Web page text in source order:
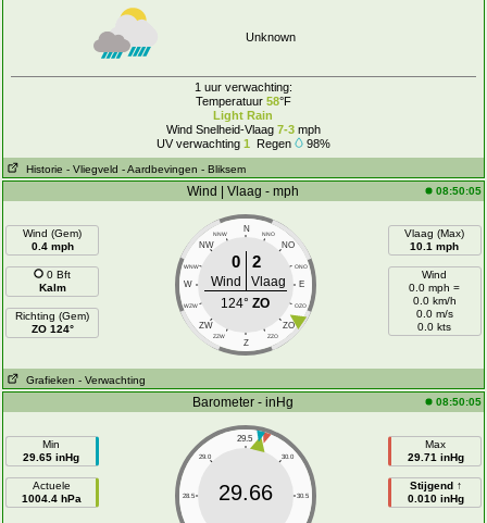
Unknown
1 uur verwachting:
Temperatuur 58°F
Light Rain
Wind Snelheid-Vlaag 7-3mph
UV verwachting 1 Regen 98%
Historie - Vliegveld - Aardbevingen - Bliksem
Wind | Vlaag - mph 08:50:05
Wind (Gem)
0.4 mph
0 Bft
Kalm
Richting (Gem)
ZO 124°
N
NNW NNO
NW NO
WNW ONO
W E
WZW OZO
ZW ZO
ZZW ZZO
Z
0 2
Wind
Vlaag
124°ZO
Vlaag (Max)
10.1 mph
Wind
0.0 mph =
0.0 km/h
0.0 m/s
0.0 kts
Grafieken - Verwachting
Barometer - inHg 08:50:05
Min
29.65 inHg
Actuele
1004.4 hPa
29.5
29.0 30.0
28.5 30.5
29.66
Max
29.71 inHg
Stijgend ↑
0.010 inHg